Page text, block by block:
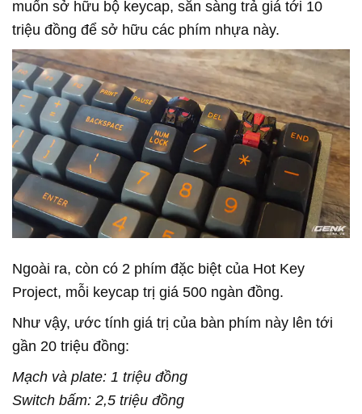
muốn sở hữu bộ keycap, sẵn sàng trả giá tới 10
triệu đồng để sở hữu các phím nhựa này.
Ngoài ra, còn có 2 phím đặc biệt của Hot Key
Project, mỗi keycap trị giá 500 ngàn đồng.
Như vậy, ước tính giá trị của bàn phím này lên tới
gần 20 triệu đồng:
Mạch và plate: 1 triệu đồng
Switch bấm: 2,5 triệu đồng